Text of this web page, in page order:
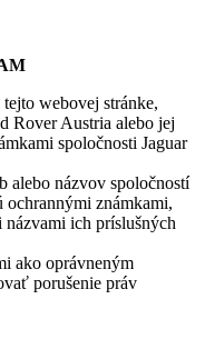
webovej stránke,
Rover Austria alebo jej
spoločnosti Jaguar
alebo názvov spoločností
ochrannými známkami,
ich príslušných
ako oprávneným
porušenie práv